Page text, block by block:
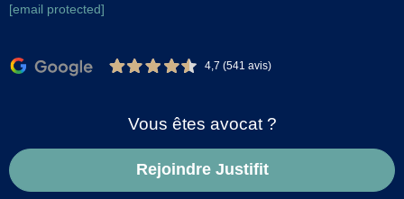
[email protected]
4,7 (541 avis)
Vous êtes avocat ?
Rejoindre Justifit